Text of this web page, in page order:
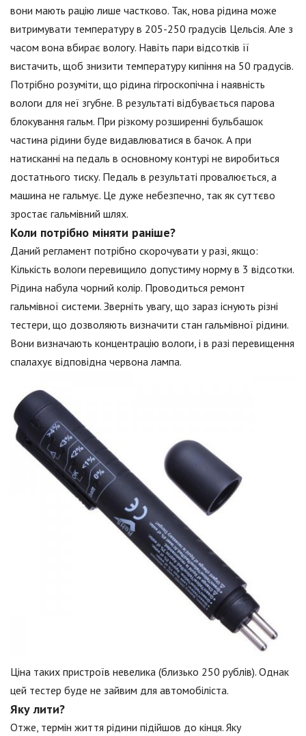
вони мають рацію лише частково. Так, нова рідина може
витримувати температуру в 205-250 градусів Цельсія. Але з
часом вона вбирає вологу. Навіть пари відсотків її
вистачить, щоб знизити температуру кипіння на 50 градусів.
Потрібно розуміти, що рідина гігроскопічна і наявність
вологи для неї згубне. В результаті відбувається парова
блокування гальм. При різкому розширенні бульбашок
частина рідини буде видавлюватися в бачок. А при
натисканні на педаль в основному контурі не виробиться
достатнього тиску. Педаль в результаті провалюється, а
машина не гальмує. Це дуже небезпечно, так як суттєво
зростає гальмівний шлях.
Коли потрібно міняти раніше?
Даний регламент потрібно скорочувати у разі, якщо:
Кількість вологи перевищило допустиму норму в 3 відсотки.
Рідина набула чорний колір. Проводиться ремонт
гальмівної системи. Зверніть увагу, що зараз існують різні
тестери, що дозволяють визначити стан гальмівної рідини.
Вони визначають концентрацію вологи, і в разі перевищення
спалахує відповідна червона лампа.
Ціна таких пристроїв невелика (близько 250 рублів). Однак
цей тестер буде не зайвим для автомобіліста.
Яку лити?
Отже, термін життя рідини підійшов до кінця. Яку